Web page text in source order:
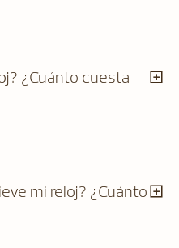
¿Cuánto cuesta
mi reloj? ¿Cuánto